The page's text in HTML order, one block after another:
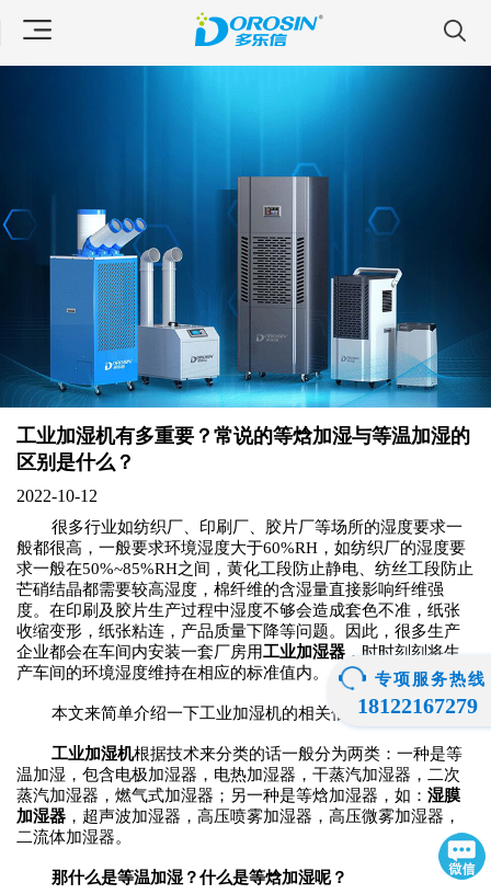
工业加湿机有多重要？常说的等焓加湿与等温加湿的
区别是什么？
2022-10-12
很多行业如纺织厂、印刷厂、胶片厂等场所的湿度要求一
般都很高 ， 一般要求环境湿度大于60%RH ， 如纺织厂的湿度要
求一般在50%~85%RH之间，黄化工段防止静电、纺丝工段防止
芒硝结晶都需要较高湿度，棉纤维的含湿量直接影响纤维强
度。在印刷及胶片生产过程中湿度不够会造成套色不准，纸张
收缩变形，纸张粘连，产品质量下降等问题。因此，很多生产
企业都会在车间内安装一套厂房用工业加湿器 ，时时刻刻将生
产车间的环境湿度维持在相应的标准值内。
本文来简单介绍一下工业加湿机的相关信息。
工业加湿机根据技术来分类的话一般分为两类：一种是等
温加湿，包含电极加湿器，电热加湿器，干蒸汽加湿器，二次
蒸汽加湿器，燃气式加湿器；另一种是等焓加湿器，如： 湿膜
加湿器 ，超声波加湿器，高压喷雾加湿器，高压微雾加湿器，
二流体加湿器。
那什么是等温加湿 ？什么是等焓加湿呢？
专项服务热线
18122167279